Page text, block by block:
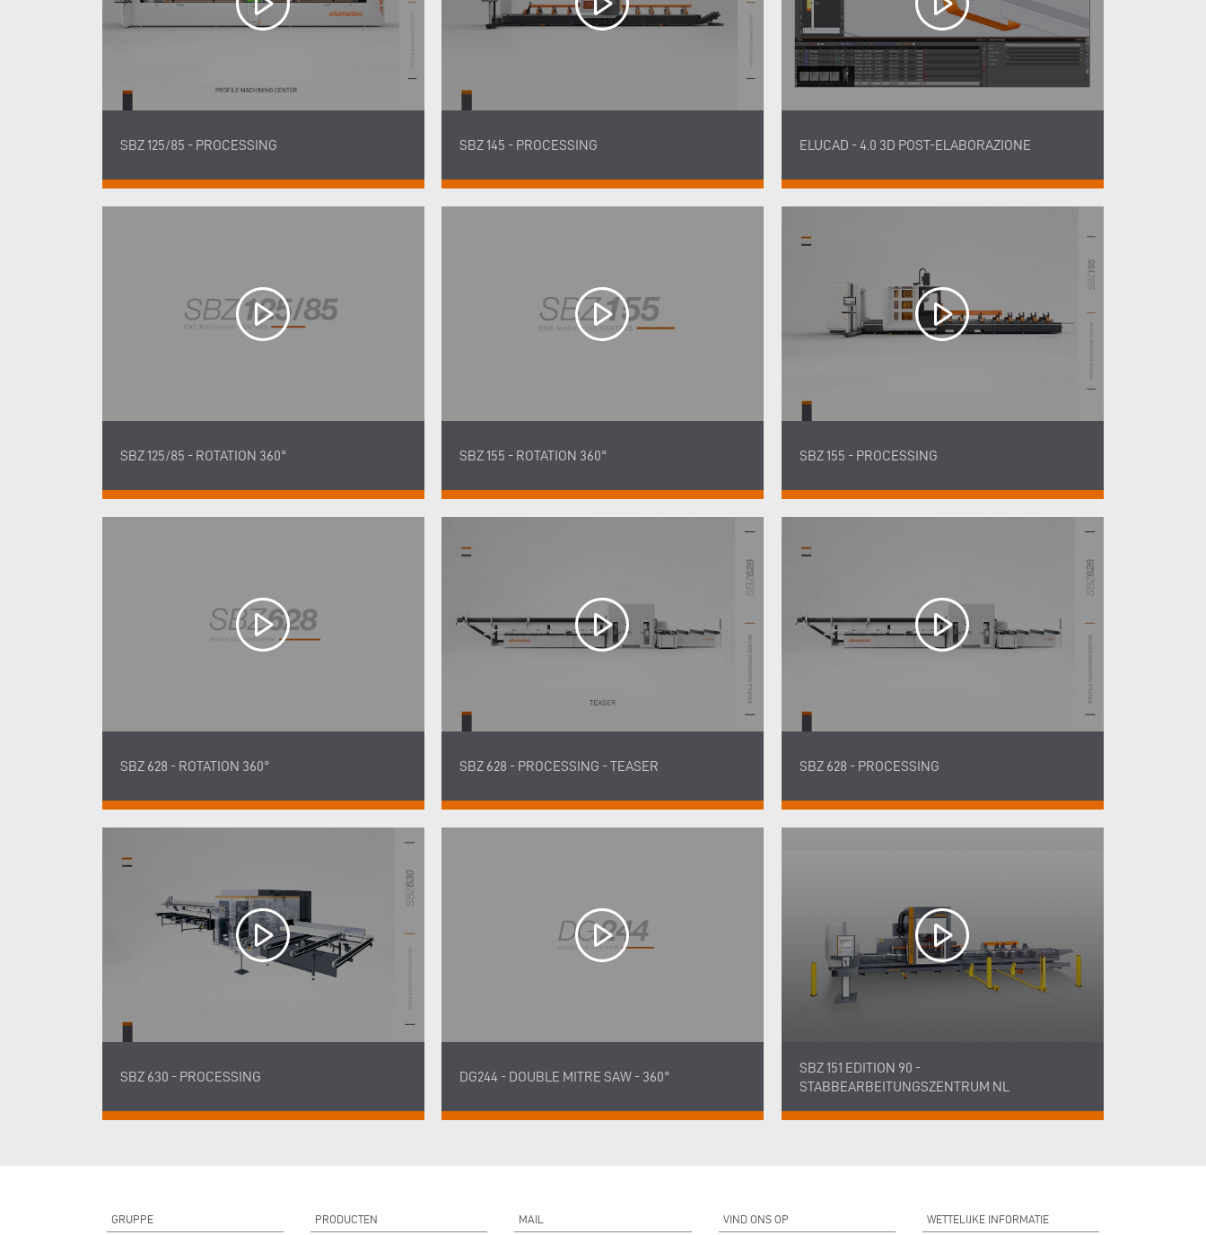
SBZ 125/85 - PROCESSING SBZ 145 - PROCESSING ELUCAD - 4.0 3D POST-ELABORAZIONE
SBZ 125/85 - ROTATION 360° SBZ 155 - ROTATION 360° SBZ 155 - PROCESSING
SBZ 628 - ROTATION 360° SBZ 628 - PROCESSING - TEASER SBZ 628 - PROCESSING
SBZ 630 - PROCESSING DG244 - DOUBLE MITRE SAW - 360°
SBZ 151 EDITION 90 -
STABBEARBEITUNGSZENTRUM NL
GRUPPE PRODUCTEN MAIL VIND ONS OP WETTELIJKE INFORMATIE